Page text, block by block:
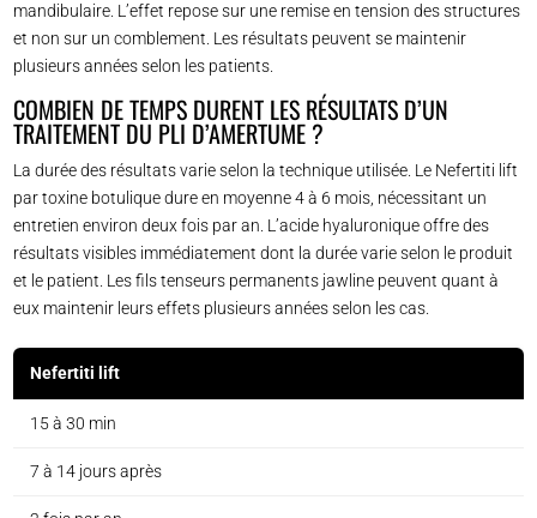
mandibulaire. L’effet repose sur une remise en tension des structures
et non sur un comblement. Les résultats peuvent se maintenir
plusieurs années selon les patients.
COMBIEN DE TEMPS DURENT LES RÉSULTATS D’UN
TRAITEMENT DU PLI D’AMERTUME ?
La durée des résultats varie selon la technique utilisée. Le Nefertiti lift
par toxine botulique dure en moyenne 4 à 6 mois, nécessitant un
entretien environ deux fois par an. L’acide hyaluronique offre des
résultats visibles immédiatement dont la durée varie selon le produit
et le patient. Les fils tenseurs permanents jawline peuvent quant à
eux maintenir leurs effets plusieurs années selon les cas.
Nefertiti lift
15 à 30 min
7 à 14 jours après